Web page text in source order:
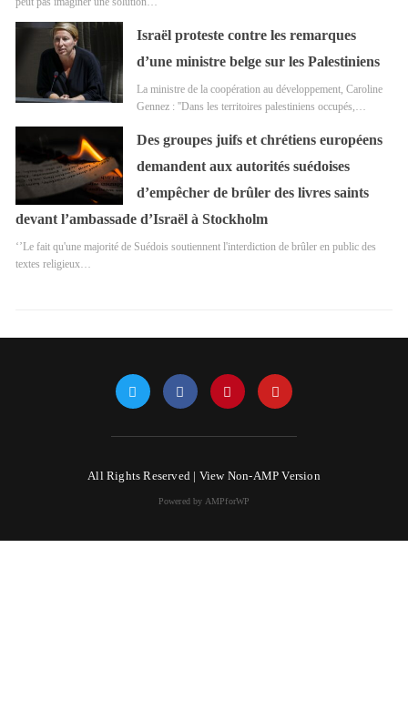
Israël proteste contre les remarques
d’une ministre belge sur les Palestiniens
La ministre de la coopération au développement, Caroline
Gennez : ''Dans les territoires palestiniens occupés,…
Des groupes juifs et chrétiens européens
demandent aux autorités suédoises
d’empêcher de brûler des livres saints
devant l’ambassade d’Israël à Stockholm
‘’Le fait qu'une majorité de Suédois soutiennent l'interdiction de brûler en public des
textes religieux…
All Rights Reserved | View Non-AMP Version
Powered by AMPforWP